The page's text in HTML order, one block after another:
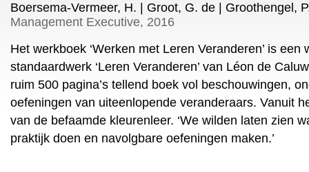
Boersema-Vermeer, H. | Groot, G. de | Groothengel,
Management Executive, 2016
Het werkboek ‘Werken met Leren Veranderen’ is
standaardwerk ‘Leren Veranderen’ van Léon de
ruim 500 pagina’s tellend boek vol beschouwingen,
oefeningen van uiteenlopende veranderaars. Vanuit
van de befaamde kleurenleer. ‘We wilden laten zien
praktijk doen en navolgbare oefeningen maken.’